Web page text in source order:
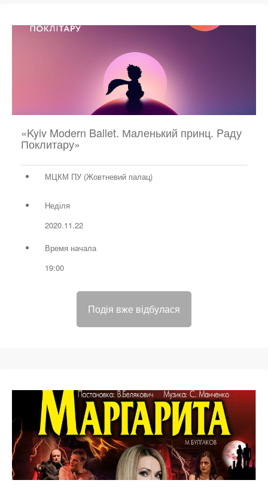
«Kyiv Modern Ballet. Маленький принц. Pаду
Поклитару»
МЦКМ ПУ (Жовтневий палац)
Неділя
2020.11.22
Время начала
19:00
Подія вже відбулася